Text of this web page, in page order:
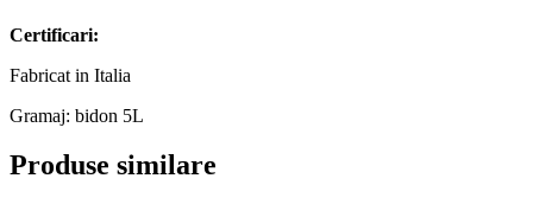
Certificari:
Fabricat in Italia
Gramaj: bidon 5L
Produse similare